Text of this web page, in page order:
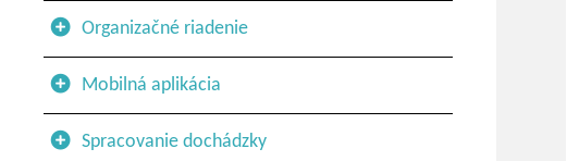
Organizačné riadenie
Mobilná aplikácia
Spracovanie dochádzky